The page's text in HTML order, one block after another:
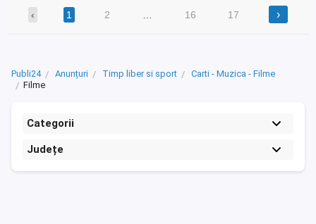
‹ 1 2 16 17 ›
Publi24 Anunțuri Timp liber si sport
Carti - Muzica - Filme
Filme
Categorii
Județe